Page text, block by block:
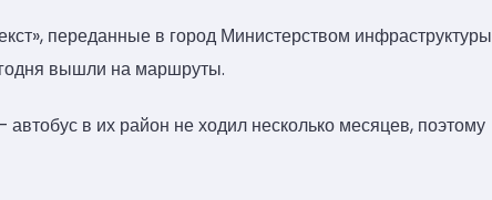
переданные в город Министерством инфраструктуры
вышли на маршруты.
в их район не ходил несколько месяцев, поэтому